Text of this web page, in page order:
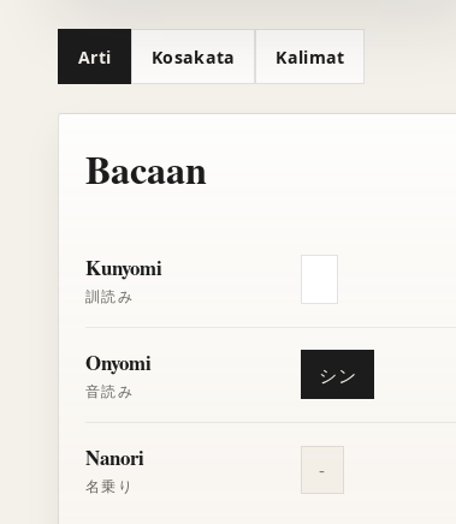
Arti Kosakata Kalimat
Bacaan
Kunyomi
訓読み
Onyomi
音読み
シン
Nanori
名乗り
-